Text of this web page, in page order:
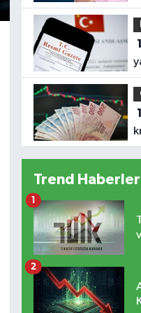
Trend Haberler
1
2